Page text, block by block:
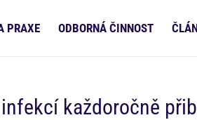
PRAXE ODBORNÁ ČINNOST
každoročně